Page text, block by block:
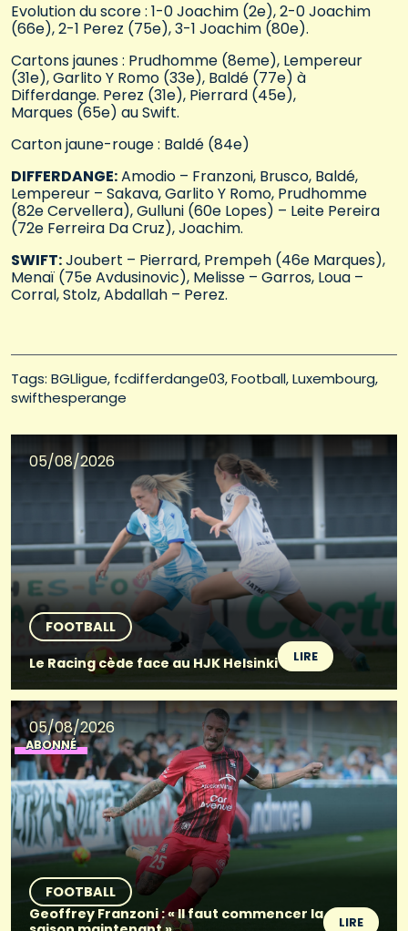
Evolution du score : 1-0 Joachim (2e), 2-0 Joachim
(66e), 2-1 Perez (75e), 3-1 Joachim (80e).
Cartons jaunes : Prudhomme (8eme), Lempereur
(31e), Garlito Y Romo (33e), Baldé (77e) à
Differdange. Perez (31e), Pierrard (45e),
Marques (65e) au Swift.
Carton jaune-rouge : Baldé (84e)
DIFFERDANGE:Amodio – Franzoni, Brusco, Baldé,
Lempereur – Sakava, Garlito Y Romo, Prudhomme
(82e Cervellera), Gulluni (60e Lopes) – Leite Pereira
(72e Ferreira Da Cruz), Joachim.
SWIFT:Joubert – Pierrard, Prempeh (46e Marques),
Menaï (75e Avdusinovic), Melisse – Garros, Loua –
Corral, Stolz, Abdallah – Perez.
Tags: BGLligue fcdifferdange03 Football Luxembourg
swifthesperange
05/08/2026
FOOTBALL
Le Racing cède face au HJK Helsinki
LIRE
05/08/2026
ABONNÉ
FOOTBALL
Geoffrey Franzoni : « Il faut commencer la
LIRE